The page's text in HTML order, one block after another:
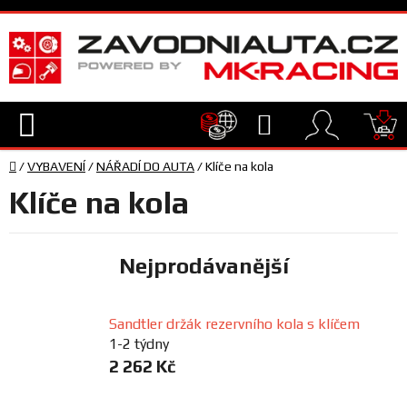
Přejít
na
obsah
Hledat
TECHNIKA
Domů
/VYBAVENÍ/NÁŘADÍ DO AUTA/Klíče na kola
Klíče na kola
Nejprodávanější
Sandtler držák rezervního kola s klíčem
1-2 týdny
2 262 Kč